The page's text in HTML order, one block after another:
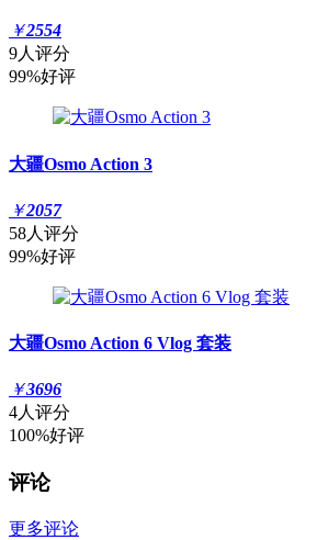
￥2554
9人评分
99%好评
大疆Osmo Action 3
￥2057
58人评分
99%好评
大疆Osmo Action 6 Vlog 套装
￥3696
4人评分
100%好评
评论
更多评论